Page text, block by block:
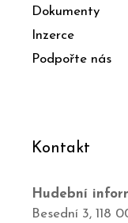
Dokumenty
Inzerce
Podpořte nás
Kontakt
Hudební
Besední 3, 118